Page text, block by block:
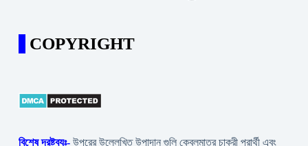
COPYRIGHT
বিশেষ দ্রষ্টব্যঃ- উপরের উল্লেখিত উপাদান গুলি কেবলমাত্র চাকরী প্রার্থী এবং